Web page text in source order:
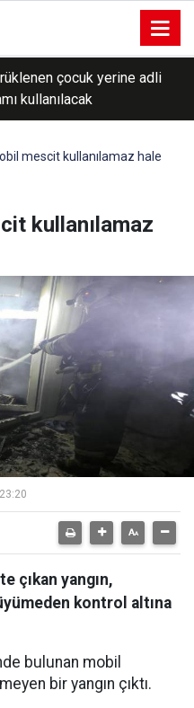
çocuk yerine adli
kullanılacak
mescit kullanılamaz hale
kullanılamaz
çıkan yangın,
kontrol altına
bulunan mobil
bir yangın çıktı.